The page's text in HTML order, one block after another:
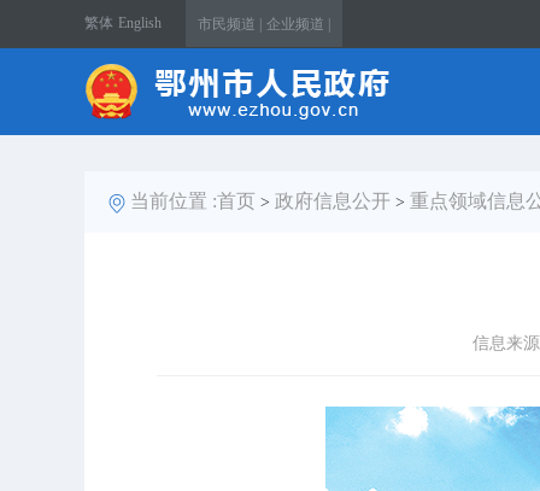
繁体 English 市民频道 | 企业频道 |
当前位置 :首页 > 政府信息公开 > 重点领域信息
信息来